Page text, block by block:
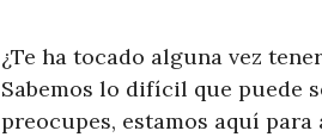
¿Te ha tocado alguna vez
Sabemos lo difícil que puede
preocupes, estamos aquí